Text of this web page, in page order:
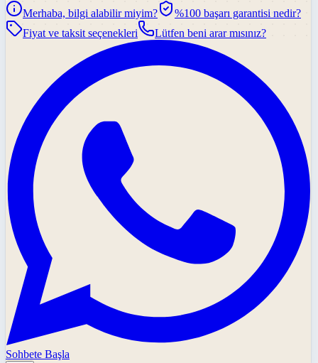
Merhaba, bilgi alabilir miyim?
%100 başarı garantisi nedir?
Fiyat ve taksit seçenekleri
Lütfen beni arar mısınız?
Sohbete Başla